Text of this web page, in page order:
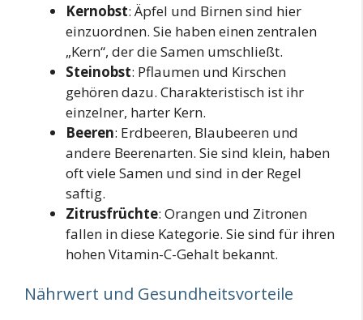
Kernobst: Äpfel und Birnen sind hier
einzuordnen. Sie haben einen zentralen
„Kern“, der die Samen umschließt.
Steinobst: Pflaumen und Kirschen
gehören dazu. Charakteristisch ist ihr
einzelner, harter Kern.
Beeren: Erdbeeren, Blaubeeren und
andere Beerenarten. Sie sind klein, haben
oft viele Samen und sind in der Regel
saftig.
Zitrusfrüchte: Orangen und Zitronen
fallen in diese Kategorie. Sie sind für ihren
hohen Vitamin-C-Gehalt bekannt.
Nährwert und Gesundheitsvorteile